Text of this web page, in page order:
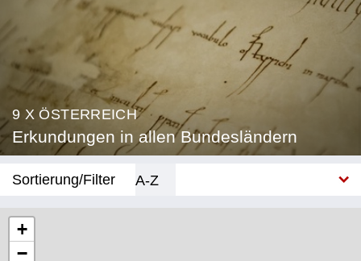
9 X ÖSTERREICH
Erkundungen in allen Bundesländern
Sortierung/Filter
A-Z
+
−